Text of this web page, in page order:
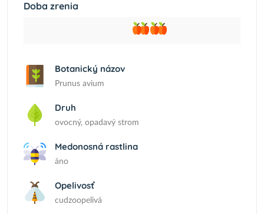
Doba zrenia
Botanický názov
Prunus avium
Druh
ovocný, opadavý strom
Medonosná rastlina
áno
Opelivosť
cudzoopelivá